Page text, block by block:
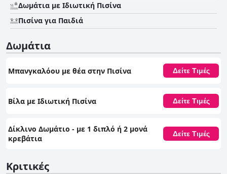
Δωμάτια με Ιδιωτική Πισίνα
Πισίνα για Παιδιά
Δωμάτια
Μπανγκαλόου με θέα στην Πισίνα Δείτε Τιμές
Βίλα με Ιδιωτική Πισίνα Δείτε Τιμές
Δίκλινο Δωμάτιο - με 1 διπλό ή 2 μονά
κρεβάτια
Δείτε Τιμές
Κριτικές